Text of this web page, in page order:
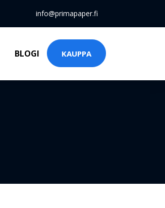
info@primapaper.fi
BLOGI KAUPPA